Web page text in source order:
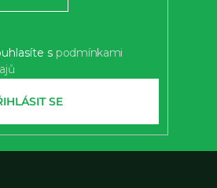
s podmínkami
SE